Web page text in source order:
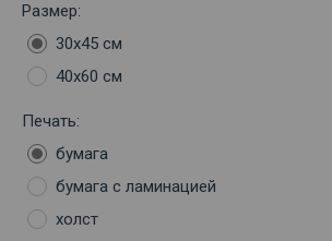
Размер:
30х45 см
40х60 см
Печать:
бумага
бумага с ламинацией
холст